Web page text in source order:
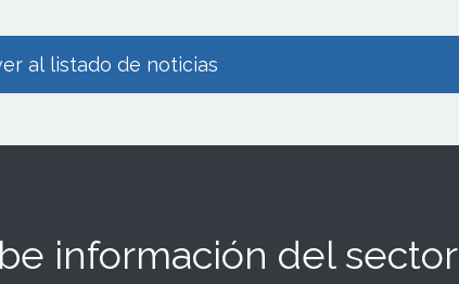
al listado de noticias
información del sector